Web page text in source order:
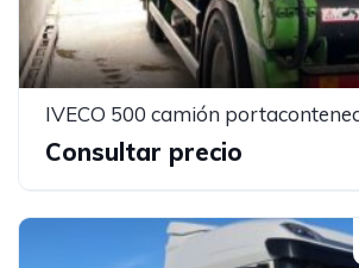
IVECO 500 camión
Consultar precio